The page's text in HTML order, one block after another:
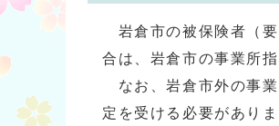
岩倉市の被保険者（要
合は、岩倉市の事業所
なお、岩倉市外の事業
定を受ける必要がありま